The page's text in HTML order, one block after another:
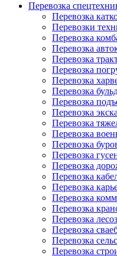
Перевозка
Перевозка
Перевозки
Перевозка
Перевозка
Перевозка
Перевозка
Перевозка
Перевозка
Перевозка
Перевозка
Перевозка
Перевозка
Перевозка
Перевозка
Перевозка
Перевозка
Перевозка
Перевозка
Перевозка
Перевозка
Перевозка
Перевозка
Перевозка